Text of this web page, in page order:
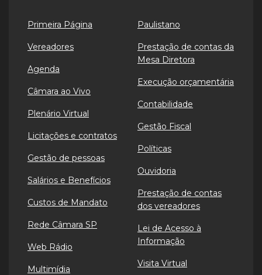
Primeira Página
Vereadores
Agenda
Câmara ao Vivo
Plenário Virtual
Licitações e contratos
Gestão de pessoas
Salários e Benefícios
Custos de Mandato
Rede Câmara SP
Web Rádio
Multimídia
Paulistano
Prestação de contas da
Mesa Diretora
Execução orçamentária
Contabilidade
Gestão Fiscal
Políticas
Ouvidoria
Prestação de contas
dos vereadores
Lei de Acesso à
Informação
Visita Virtual